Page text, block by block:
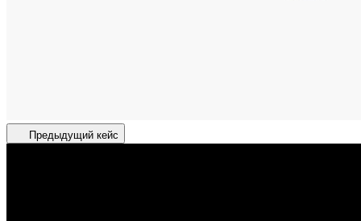
Предыдущий кейс